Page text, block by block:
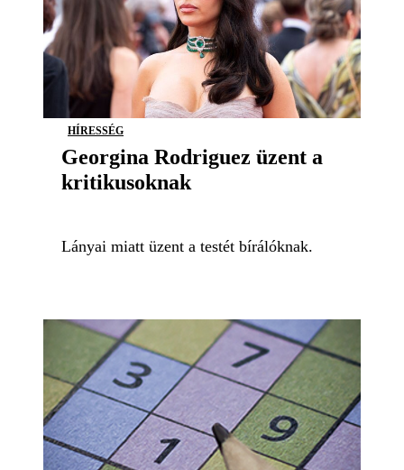
HÍRESSÉG
Georgina Rodriguez üzent a
kritikusoknak
Lányai miatt üzent a testét bírálóknak.